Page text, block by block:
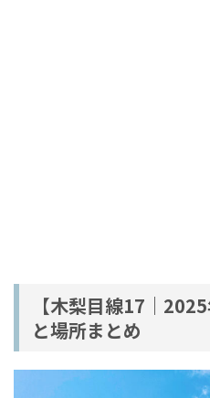
【木梨目線17｜
と場所まとめ